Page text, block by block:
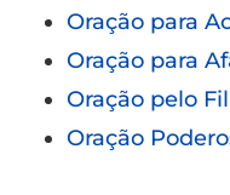
Oração para
Oração para
Oração pelo
Oração